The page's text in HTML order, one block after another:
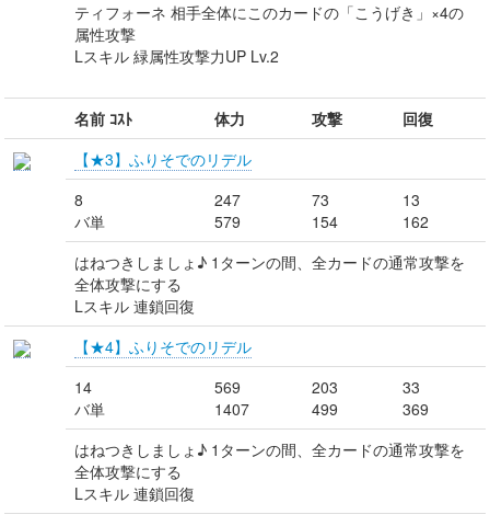
ティフォーネ 相手全体にこのカードの「こうげき」×4の
属性攻撃
Lスキル 緑属性攻撃力UP Lv.2
名前 ｺｽﾄ 体力 攻撃
回復
【★3】ふりそでのリデル
8
バ単
247
579
73
154
13
162
はねつきしましょ♪ 1ターンの間、全カードの通常攻撃を
全体攻撃にする
Lスキル 連鎖回復
【★4】ふりそでのリデル
14
バ単
569
1407
203
499
33
369
はねつきしましょ♪ 1ターンの間、全カードの通常攻撃を
全体攻撃にする
Lスキル 連鎖回復